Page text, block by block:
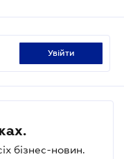
увійти
бізнес-новин.